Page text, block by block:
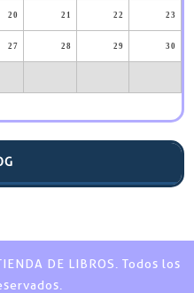
20 21 22 23
27 28 29 30
DE LIBROS. Todos los